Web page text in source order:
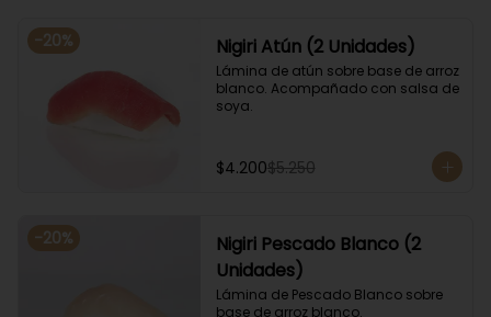
-20% Nigiri Atún (2 Unidades)
Lámina de atún sobre base de arroz
blanco. Acompañado con salsa de
soya.
$4.200$5.250
-20%
Nigiri Pescado Blanco (2
Unidades)
Lámina de Pescado Blanco sobre
base de arroz blanco.